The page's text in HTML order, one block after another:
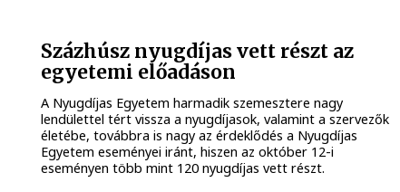
Százhúsz nyugdíjas vett részt az
egyetemi előadáson
A Nyugdíjas Egyetem harmadik szemesztere nagy
lendülettel tért vissza a nyugdíjasok, valamint a szervezők
életébe, továbbra is nagy az érdeklődés a Nyugdíjas
Egyetem eseményei iránt, hiszen az október 12-i
eseményen több mint 120 nyugdíjas vett részt.